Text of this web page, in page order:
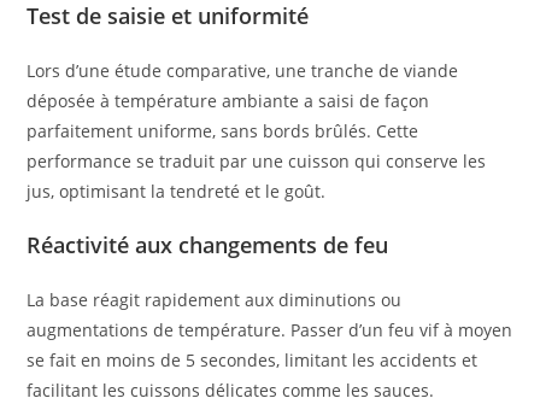
Test de saisie et uniformité
Lors d’une étude comparative, une tranche de viande
déposée à température ambiante a saisi de façon
parfaitement uniforme, sans bords brûlés. Cette
performance se traduit par une cuisson qui conserve les
jus, optimisant la tendreté et le goût.
Réactivité aux changements de feu
La base réagit rapidement aux diminutions ou
augmentations de température. Passer d’un feu vif à moyen
se fait en moins de 5 secondes, limitant les accidents et
facilitant les cuissons délicates comme les sauces.